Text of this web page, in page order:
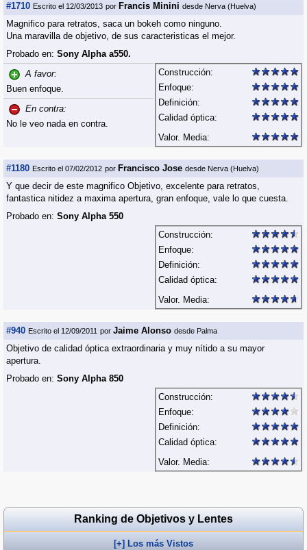
#1710 Escrito el 12/03/2013 por Francis Minini desde Nerva (Huelva)
Magnifico para retratos, saca un bokeh como ninguno.
Una maravilla de objetivo, de sus caracteristicas el mejor.
Probado en: Sony Alpha a550.
A favor:
Buen enfoque.
En contra:
No le veo nada en contra.
Construcción:
Enfoque:
Definición:
Calidad óptica:
Valor. Media:
#1180 Escrito el 07/02/2012 por Francisco Jose desde Nerva (Huelva)
Y que decir de este magnifico Objetivo, excelente para retratos,
fantastica nitidez a maxima apertura, gran enfoque, vale lo que cuesta.
Probado en: Sony Alpha 550
Construcción:
Enfoque:
Definición:
Calidad óptica:
Valor. Media:
#940 Escrito el 12/09/2011 por Jaime Alonso desde Palma
Objetivo de calidad óptica extraordinaria y muy nítido a su mayor
apertura.
Probado en: Sony Alpha 850
Construcción:
Enfoque:
Definición:
Calidad óptica:
Valor. Media:
Ranking de Objetivos y Lentes
[+] Los más Vistos